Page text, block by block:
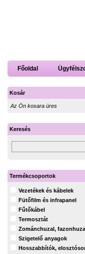
Főoldal
Kosár
Az Ön kosara üres
Keresés
Termékcsoportok
Vezetékek és kábelek
Fütőfilm és infrapanel
Fűtőkábel
Termosztát
Zománchuzal,
Szigetelő anyagok
Hosszabbítók,